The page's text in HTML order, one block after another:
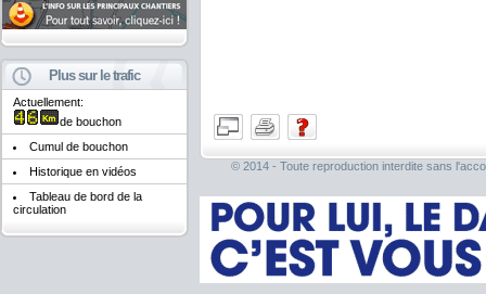
Plus sur le trafic
Actuellement:
de bouchon
Cumul de bouchon
Historique en vidéos
Tableau de bord de la
circulation
© 2014 - Toute reproduction interdite sans